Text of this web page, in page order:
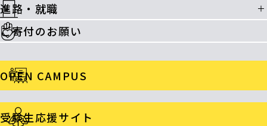
進路・就職
ご寄付のお願い
OPEN CAMPUS
受験生応援サイト